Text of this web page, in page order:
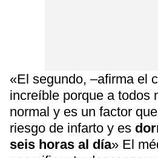
«El segundo, –afirma el
increíble porque a todos
normal y es un factor
riesgo de infarto y es
seis horas al día» El